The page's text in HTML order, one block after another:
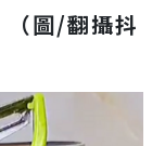
（圖/翻攝抖